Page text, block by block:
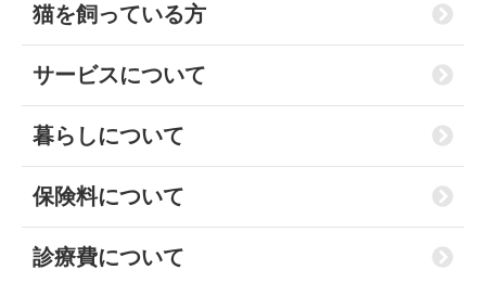
猫を飼っている方
サービスについて
暮らしについて
保険料について
診療費について